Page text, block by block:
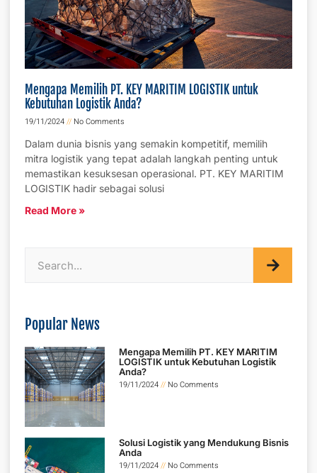
Mengapa Memilih PT. KEY MARITIM LOGISTIK untuk
Kebutuhan Logistik Anda?
19/11/2024
No Comments
Dalam dunia bisnis yang semakin kompetitif, memilih
mitra logistik yang tepat adalah langkah penting untuk
memastikan kesuksesan operasional. PT. KEY MARITIM
LOGISTIK hadir sebagai solusi
Read More »
Popular News
Mengapa Memilih PT. KEY MARITIM
LOGISTIK untuk Kebutuhan Logistik
Anda?
19/11/2024 No Comments
Solusi Logistik yang Mendukung Bisnis
Anda
19/11/2024 No Comments